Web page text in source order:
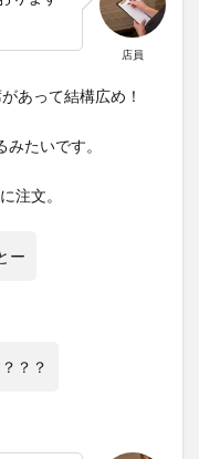
店員
あって結構広め！
たいです。
注文。
ー
？？